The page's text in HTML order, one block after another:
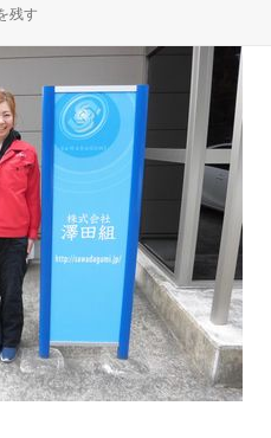
） 九十九里イワシ祭り に
残す